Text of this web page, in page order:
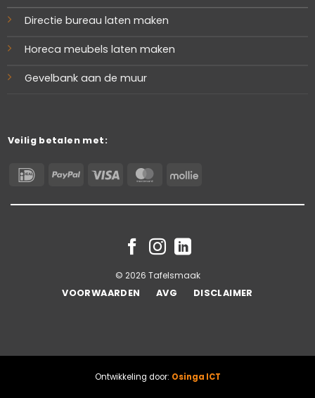
Directie bureau laten maken
Horeca meubels laten maken
Gevelbank aan de muur
Veilig betalen met:
IDeal PayPalVisa MasterCard
Mollie
© 2026 Tafelsmaak
VOORWAARDEN
AVG DISCLAIMER
Ontwikkeling door: Osinga ICT